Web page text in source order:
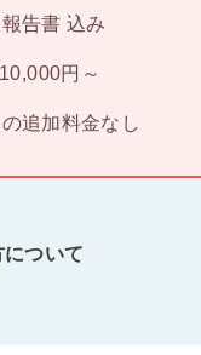
告書 込み
円～
追加料金なし
ついて